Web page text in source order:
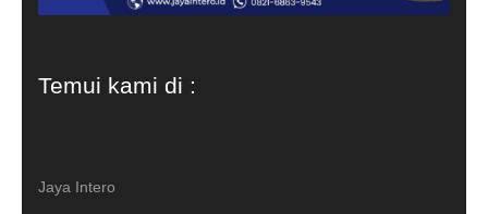
Temui kami di :
Jaya Intero